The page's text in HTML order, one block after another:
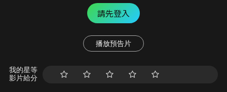
請先登入
播放預告片
我的星等
影片給分